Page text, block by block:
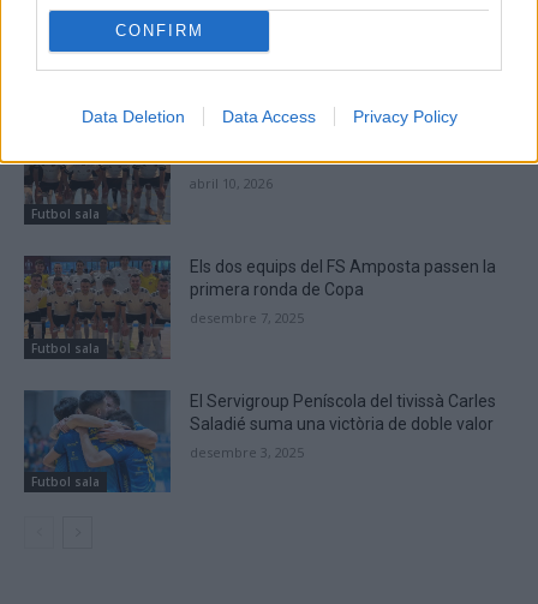
CONFIRM
Data Deletion Data Access Privacy Policy
ARTICLES RELACIONATS
Futbol sala
Dur rival per al Futbol Sala Amposta en la
abril 10, 2026
Futbol sala
Els dos equips del FS Amposta passen la
primera ronda de Copa
desembre 7, 2025
Futbol sala
El Servigroup Peníscola del tivissà Carles
Saladié suma una victòria de doble valor
desembre 3, 2025